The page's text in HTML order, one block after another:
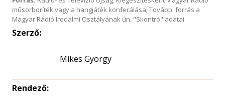
műsorboríték vagy a hangjáték konferálása; További forrás a
Magyar Rádió Irodalmi Osztályának ún. "Skontró" adatai
Szerző:
Mikes György
Rendező: